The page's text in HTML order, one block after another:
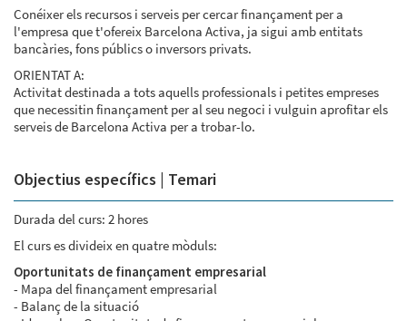
Conéixer els recursos i serveis per cercar finançament per a
l'empresa que t'ofereix Barcelona Activa, ja sigui amb entitats
bancàries, fons públics o inversors privats.
ORIENTAT A:
Activitat destinada a tots aquells professionals i petites empreses
que necessitin finançament per al seu negoci i vulguin aprofitar els
serveis de Barcelona Activa per a trobar-lo.
Objectius específics | Temari
Durada del curs: 2 hores
El curs es divideix en quatre mòduls:
Oportunitats de finançament empresarial
- Mapa del finançament empresarial
- Balanç de la situació